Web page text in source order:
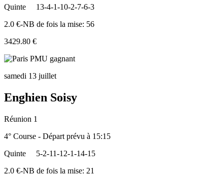
Quinte
13-4-1-10-2-7-6-3
2.0 €-NB de fois la mise: 56
3429.80 €
samedi 13 juillet
Enghien Soisy
Réunion 1
4° Course - Départ prévu à 15:15
Quinte
5-2-11-12-1-14-15
2.0 €-NB de fois la mise: 21